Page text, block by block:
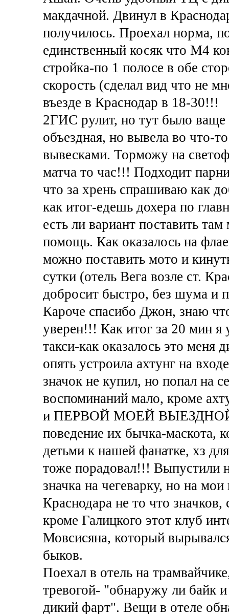
макдачной. Двинул в
получилось. Проехал норма,
единственный косяк что М4
стройка-по 1 полосе в обе
скорость (сделал вид что не
въезде в Краснодар в 18-30!!!
2ГИС рулит, но тут было ваще
объездная, но вывела во что-
вывесками. Торможу на
матча то час!!! Подходит
что за хрень спрашиваю как
как итог-едешь дохера по
есть ли вариант поставить
помощь. Как оказалось на
можно поставить мото и
сутки (отель Вега возле ст.
добросит быстро, без шума и
Кароче спасибо Джон, знаю
уверен!!! Как итог за 20 мин я
такси-как оказалось это меня
опять устроила ахтунг на
значок не купил, но попал на
воспоминаний мало, кроме
и ПЕРВОЙ МОЕЙ ВЫЕЗДНОЙ
поведение их бычка-маскота,
детьми к нашей фанатке, хз
тоже порадовал!!! Выпустили
значка на чегеварку, но на
Краснодара не то что
кроме Галицкого этот клуб
Мовсисяна, который
быков.
Поехал в отель на
тревогой- "обнаружу ли байк
дикий фарт". Вещи в отеле